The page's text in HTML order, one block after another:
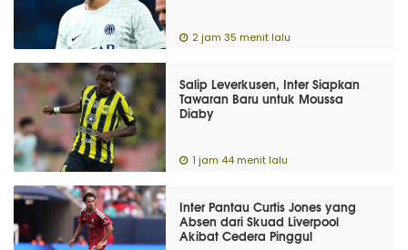
2 jam 35 menit lalu
Salip Leverkusen, Inter Siapkan
Tawaran Baru untuk Moussa
Diaby
1 jam 44 menit lalu
Inter Pantau Curtis Jones yang
Absen dari Skuad Liverpool
Akibat Cedera Pinggul